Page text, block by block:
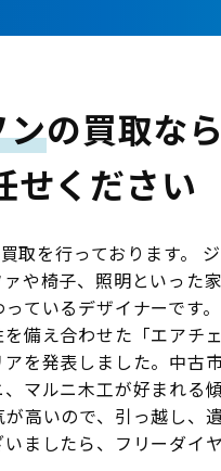
ンの買取なら
せください
を行っております。
や椅子、照明といった
ているデザイナーです
備え合わせた「エアチ
を発表しました。中古
マルニ木工が好まれる
高いので、引っ越し、
ましたら、フリーダイ